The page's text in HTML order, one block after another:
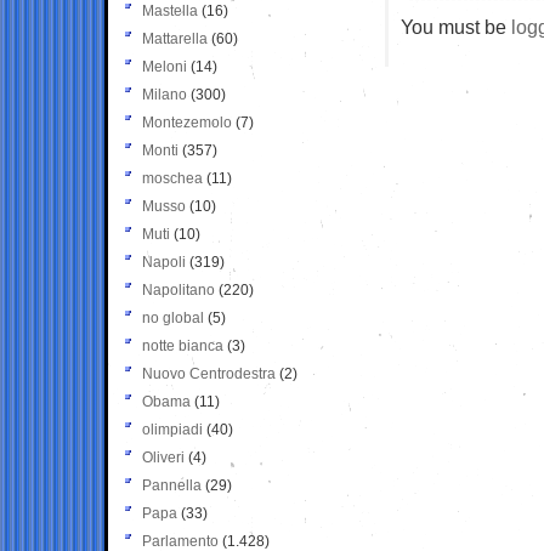
You must be
Mastella (16)
Mattarella (60)
Meloni (14)
Milano (300)
Montezemolo (7)
Monti (357)
moschea (11)
Musso (10)
Muti (10)
Napoli (319)
Napolitano (220)
no global (5)
notte bianca (3)
Nuovo Centrodestra (2)
Obama (11)
olimpiadi (40)
Oliveri (4)
Pannella (29)
Papa (33)
Parlamento (1.428)